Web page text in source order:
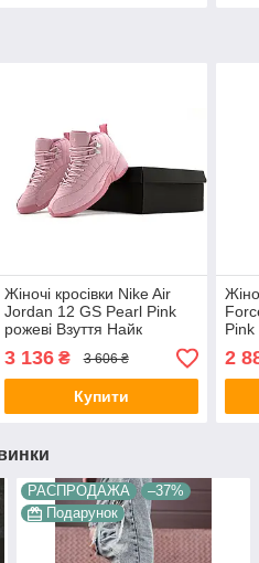
Жіночі кросівки Nike Air
Jordan 12 GS Pearl Pink
рожеві Взуття Найк
Джордан шкіра текстиль
демісезон для дівчат
3 136₴ 3 606 ₴
Купити
Pink
2
РАСПРОДАЖА
–37%
Подарунок